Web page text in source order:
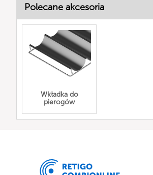
Polecane akcesoria
Wkładka do
pierogów